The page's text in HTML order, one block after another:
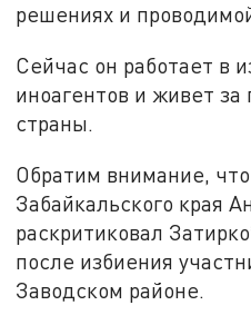
решениях и
Сейчас он работает в
иноагентов и живет
страны.
Обратим внимание,
Забайкальского края
раскритиковал
после избиения
Заводском районе.